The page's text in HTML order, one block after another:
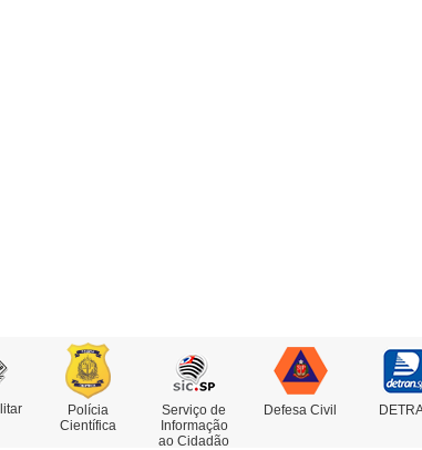
Polícia
Científica
Serviço de
Informação
ao Cidadão
Defesa Civil